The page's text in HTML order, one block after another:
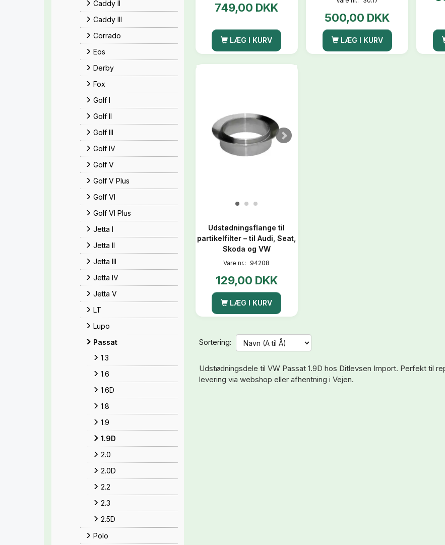
Caddy II
Caddy III
Corrado
Eos
Derby
Fox
Golf I
Golf II
Golf III
Golf IV
Golf V
Golf V Plus
Golf VI
Golf VI Plus
Jetta I
Jetta II
Jetta III
Jetta IV
Jetta V
LT
Lupo
Passat
1.3
1.6
1.6D
1.8
1.9
1.9D
2.0
2.0D
2.2
2.3
2.5D
Polo
749,00 DKK
LÆG I KURV
500,00 DKK
LÆG I KURV
Udstødningsflange til
partikelfilter – til Audi, Seat,
Skoda og VW
Vare nr.: 94208
129,00 DKK
LÆG I KURV
Sortering:
Udstødningsdele til VW Passat 1.9D hos Ditlevsen Import. Perfekt til
levering via webshop eller afhentning i Vejen.